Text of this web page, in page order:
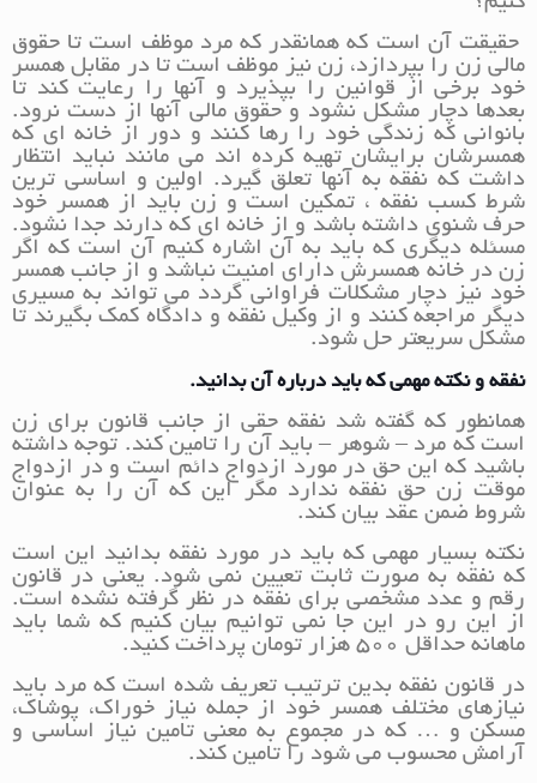
حقیقت آن است که همانقدر که مرد موظف است تا حقوق
مالی زن را بپردازد، زن نیز موظف است تا در مقابل همسر
خود برخی از قوانین را بپذیرد و آنها را رعایت کند تا
بعدها دچار مشکل نشود و حقوق مالی آنها از دست نرود.
بانوانی که زندگی خود را رها کنند و دور از خانه ای که
همسرشان برایشان تهیه کرده اند می مانند نباید انتظار
داشت که نفقه به آنها تعلق گیرد. اولین و اساسی ترین
شرط کسب نفقه ، تمکین است و زن باید از همسر خود
حرف شنوی داشته باشد و از خانه ای که دارند جدا نشود.
مسئله دیگری که باید به آن اشاره کنیم آن است که اگر
زن در خانه همسرش دارای امنیت نباشد و از جانب همسر
خود نیز دچار مشکلات فراوانی گردد می تواند به مسیری
دیگر مراجعه کنند و از وکیل نفقه و دادگاه کمک بگیرند تا
مشکل سریعتر حل شود.
نفقه و نکته مهمی که باید درباره آن بدانید.
همانطور که گفته شد نفقه حقی از جانب قانون برای زن
است که مرد – شوهر – باید آن را تامین کند. توجه داشته
باشید که این حق در مورد ازدواج دائم است و در ازدواج
موقت زن حق نفقه ندارد مگر این که آن را به عنوان
شروط ضمن عقد بیان کند.
نکته بسیار مهمی که باید در مورد نفقه بدانید این است
که نفقه به صورت ثابت تعیین نمی شود. یعنی در قانون
رقم و عدد مشخصی برای نفقه در نظر گرفته نشده است.
از این رو در این جا نمی توانیم بیان کنیم که شما باید
ماهانه حداقل 500 هزار تومان پرداخت کنید.
در قانون نفقه بدین ترتیب تعریف شده است که مرد باید
نیازهای مختلف همسر خود از جمله نیاز خوراک، پوشاک،
مسکن و … که در مجموع به معنی تامین نیاز اساسی و
آرامش محسوب می شود را تامین کند.